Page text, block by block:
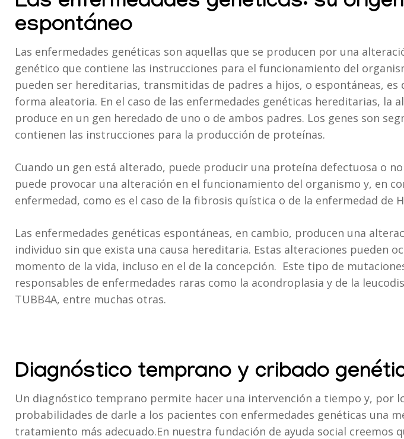
espontáneo
Las enfermedades genéticas son aquellas que se producen por una
genético que contiene las instrucciones para el funcionamiento del
pueden ser hereditarias, transmitidas de padres a hijos, o espontáneas, es
forma aleatoria. En el caso de las enfermedades genéticas hereditarias, la
produce en un gen heredado de uno o de ambos padres. Los genes son
contienen las instrucciones para la producción de proteínas.
Cuando un gen está alterado, puede producir una proteína defectuosa o
puede provocar una alteración en el funcionamiento del organismo y, en
enfermedad, como es el caso de la fibrosis quística o de la enfermedad de
Las enfermedades genéticas espontáneas, en cambio, producen una
individuo sin que exista una causa hereditaria. Estas alteraciones pueden
momento de la vida, incluso en el de la concepción. Este tipo de
responsables de enfermedades raras como la acondroplasia y de la
TUBB4A, entre muchas otras.
Diagnóstico temprano y cribado
Un diagnóstico temprano permite hacer una intervención a tiempo y, por
probabilidades de darle a los pacientes con enfermedades genéticas una
tratamiento más adecuado.En nuestra fundación de ayuda social creemos